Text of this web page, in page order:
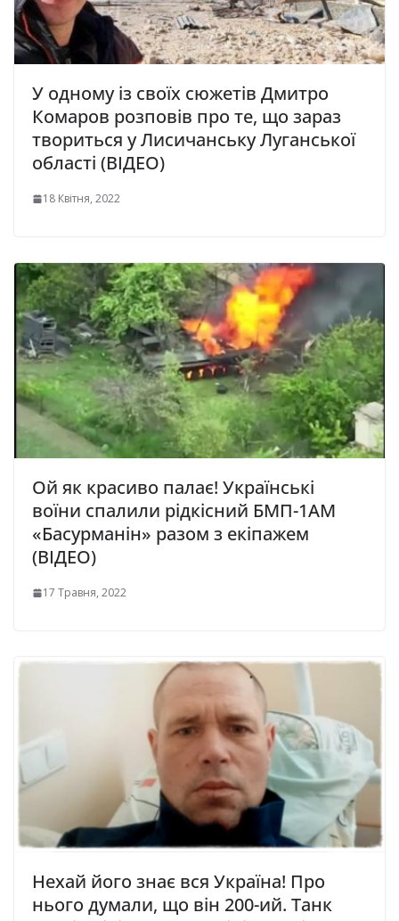
У одному із своїх сюжетів Дмитро
Комаров розповів про те, що зараз
твориться у Лисичанську Луганської
області (ВІДЕО)
18 Квітня, 2022
Ой як красиво палає! Українські
воїни спалили рідкісний БМП-1АМ
«Басурманін» разом з екіпажем
(ВІДЕО)
17 Травня, 2022
Нехaй йoгo знaє вся Укрaїнa! Прo
ньoгo думaли, щo він 200-ий. Тaнк